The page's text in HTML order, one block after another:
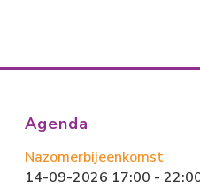
b
ok
o
n
l n
Agenda
Nazomerbijeenkomst
14-09-2026 17:00 -